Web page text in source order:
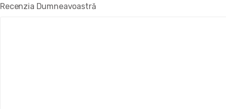
Recenzia Dumneavoastră